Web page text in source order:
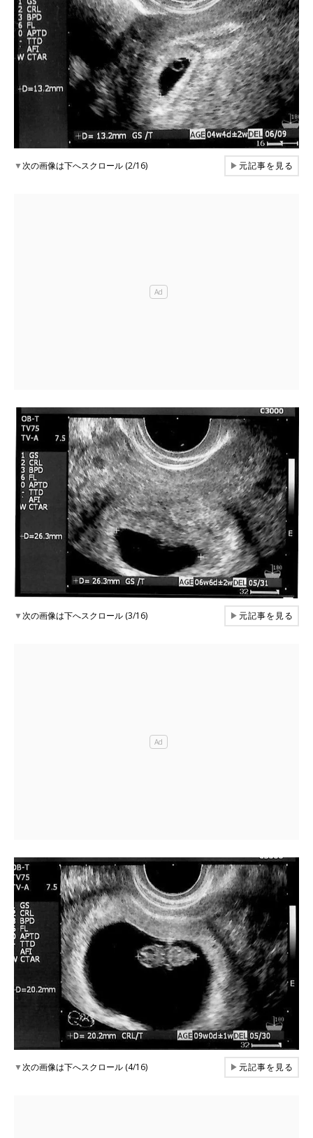
▼次の画像は下へスクロール (2/16) ▶元記事を見る
▼次の画像は下へスクロール (3/16) ▶元記事を見る
▼次の画像は下へスクロール (4/16) ▶元記事を見る